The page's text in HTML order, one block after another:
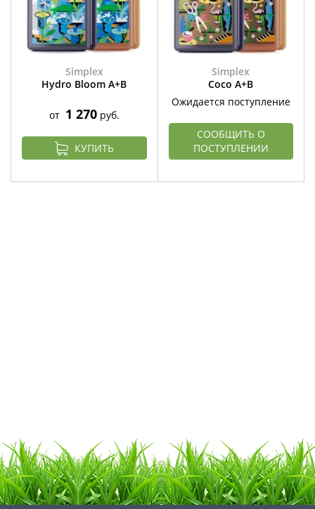
Simplex
Hydro Bloom A+B
от 1 270руб.
КУПИТЬ
Simplex
Coco A+B
Ожидается поступление
СООБЩИТЬ О
ПОСТУПЛЕНИИ